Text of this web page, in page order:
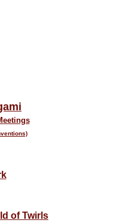
of Twirls